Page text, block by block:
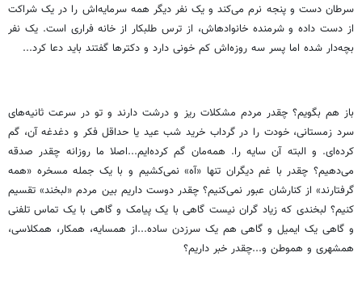
سرطان دست و پنجه نرم می‌کند و یک نفر دیگر همه سرمایه‌اش را در یک شراکت
از دست داده و شرمنده خانوادهاش، از ترس طلبکار از خانه فراری است. یک نفر
بچه‌دار شده اما پسر سه روزه‌اش کم خونی دارد و دکترها گفتند باید دعا کرد...
باز هم بگویم؟ چقدر مردم مشکلات ریز و درشت دارند و تو در سرعت ثانیه‌های
سرد زمستانی، خودت را در گرداب خرید شب عید یا حداقل فکر و دغدغه آن، گم
کرده‌ای. و البته آن سایه را. همه‌مان گم کرده‌ایم...اصلا ما روزانه چقدر صدقه
می‌دهیم؟ چقدر با غم دیگران تنها «آه» نمی‌کشیم و با یک جمله مسخره «همه
گرفتارند» از کنارشان عبور نمی‌کنیم؟ چقدر دوست داریم بین مردم «لبخند» تقسیم
کنیم؟ لبخندی که زیاد گران نیست گاهی با یک پیامک و گاهی با یک تماس تلفنی
و گاهی یک ایمیل و گاهی هم یک سرزدن ساده...از همسایه، همکار، همکلاسی،
همشهری و هموطن و...چقدر خبر داریم؟